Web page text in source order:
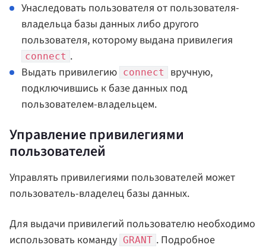
Унаследовать пользователя от пользователя-
владельца базы данных либо другого
пользователя, которому выдана привилегия
connect .
Выдать привилегию connect
вручную,
подключившись к базе данных под
пользователем-владельцем.
Управление привилегиями
пользователей
Управлять привилегиями пользователей может
пользователь-владелец базы данных.
Для выдачи привилегий пользователю необходимо
использовать команду GRANT . Подробное